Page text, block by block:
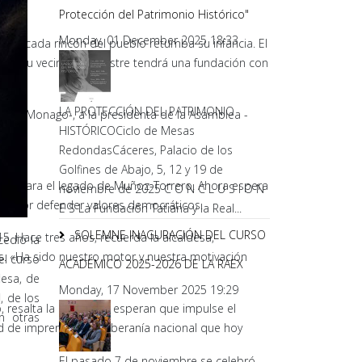
en cada rincón del pueblo retumba su infancia. El
su vecino más ilustre tendrá una fundación con
y Monago-, a la presidenta de la Asamblea -
para el legado de Muñoz-Torrero. Ahora espera
por defender valores democráticos.
Hace tres años, recuerda la alcaldesa,
«Ha sido nuestro motor y nuestra motivación
la alcaldesa, esperan que impulse el
de imprenta o la soberanía nacional que hoy
la
curso
de
de los
otras
Protección del Patrimonio Histórico"
Monday, 01 December 2025 18:33
LA PROTECCIÓN DEL PATRIMONIO
HISTÓRICOCiclo de Mesas
RedondasCáceres, Palacio de los
Golfines de Abajo, 5, 12 y 19 de
noviembre de 2025 C O N C L U S I O N
E S La Fundación Tatiana y la Real...
SOLEMNE INAGURACIÓN DEL CURSO
ACADÉMICO 2025-2026 DE LA RAEX
Monday, 17 November 2025 19:29